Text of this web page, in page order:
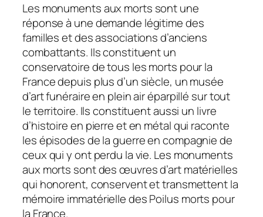
Les monuments aux morts sont une
réponse à une demande légitime des
familles et des associations d’anciens
combattants. Ils constituent un
conservatoire de tous les morts pour la
France depuis plus d’un siècle, un musée
d’art funéraire en plein air éparpillé sur tout
le territoire. Ils constituent aussi un livre
d’histoire en pierre et en métal qui raconte
les épisodes de la guerre en compagnie de
ceux qui y ont perdu la vie. Les monuments
aux morts sont des œuvres d’art matérielles
qui honorent, conservent et transmettent la
mémoire immatérielle des Poilus morts pour
la France.